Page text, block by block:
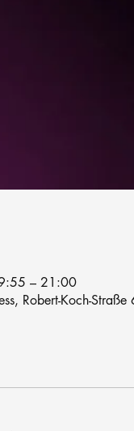
– 21:00
Robert-Koch-